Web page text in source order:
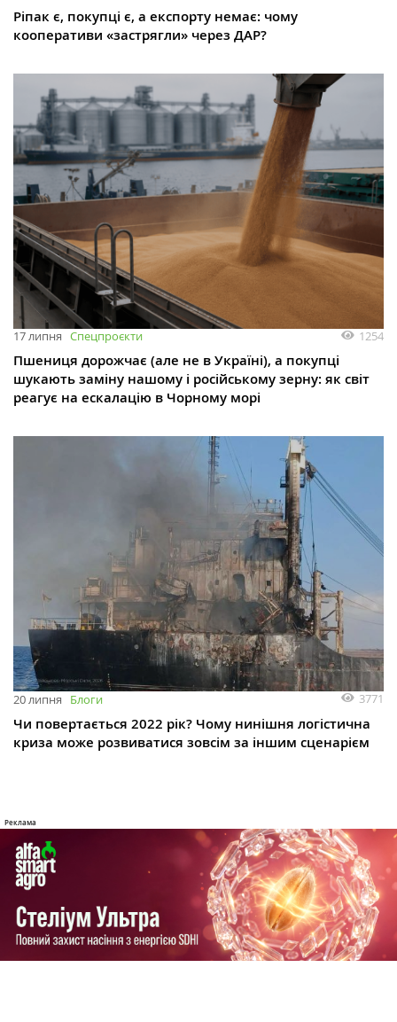
Ріпак є, покупці є, а експорту немає: чому
кооперативи «застрягли» через ДАР?
17 липня Спецпроєкти 1254
Пшениця дорожчає (але не в Україні), а покупці
шукають заміну нашому і російському зерну: як світ
реагує на ескалацію в Чорному морі
20 липня Блоги 3771
Чи повертається 2022 рік? Чому нинішня логістична
криза може розвиватися зовсім за іншим сценарієм